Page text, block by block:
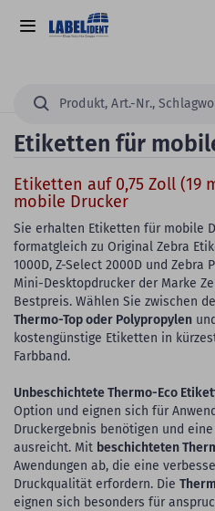
Hauptinhalt
springen
Alle
Suchen...
Etiketten für
Etiketten auf 0,75 Zoll (19
mobile Drucker
Sie erhalten Etiketten für mobile
formatgleich zu Original Zebra
1000D, Z-Select 2000D und Zebra
Mini-Desktopdrucker der Marke
Bestpreis. Wählen Sie zwischen
Thermo-Top oder Polypropylen
kostengünstige Etiketten in
Farbband.
Unbeschichtete Thermo-Eco
Option und eignen sich für
Druckergebnis benötigen und
ausreicht. Mit beschichteten
Awendungen ab, die eine
Druckqualität erfordern. Die
eignen sich besonders für